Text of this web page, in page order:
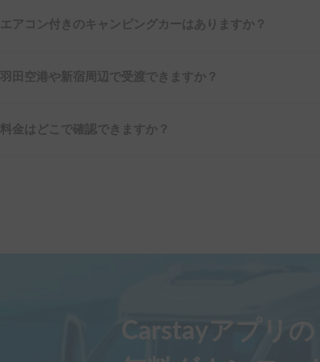
エアコン付きのキャンピングカーはありますか？
羽田空港や新宿周辺で受渡できますか？
料金はどこで確認できますか？
Carstayアプリの